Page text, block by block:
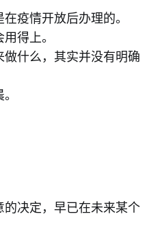
疫情开放后办理的。
得上。
什么，其实并没有明确
决定，早已在未来某个